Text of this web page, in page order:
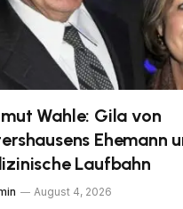
Wahle: Gila von
Ehemann
Laufbahn
August 4, 2026